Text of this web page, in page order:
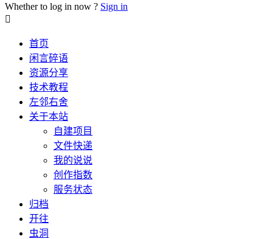
Whether to log in now ? Sign in

首页
闲言碎语
资源分享
技术教程
左邻右舍
关于本站
自建项目
文件快递
我的说说
创作指数
服务状态
归档
开往
虫洞